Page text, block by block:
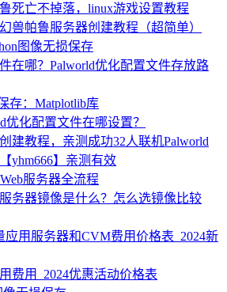
死亡不掉落，linux游戏设置教程
兽帕鲁服务器创建教程（超简单）
图像无损保存
在哪？Palworld优化配置文件存放路
存：Matplotlib库
优化配置文件在哪设置？
建教程，亲测成功32人联机Palworld
yhm666】亲测有效
服务器全流程
务器镜像是什么？怎么选镜像比较
应用服务器和CVM费用价格表_2024新
费用_2024优惠活动价格表